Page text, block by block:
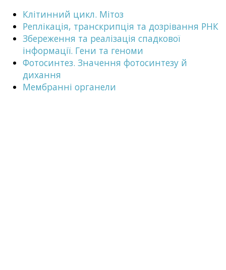
Клітинний цикл. Мітоз
Реплікація, транскрипція та дозрівання РНК
Збереження та реалізація спадкової
інформації. Гени та геноми
Фотосинтез. Значення фотосинтезу й
дихання
Мембранні органели